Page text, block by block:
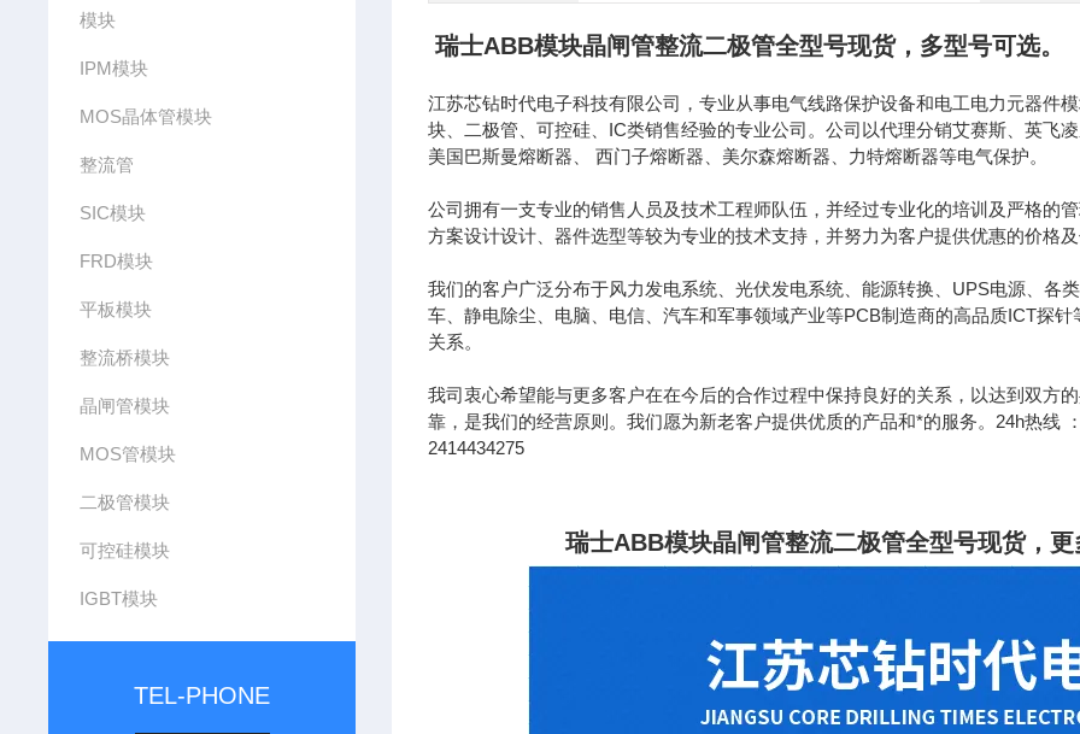
模块
IPM模块
MOS晶体管模块
整流管
SIC模块
FRD模块
平板模块
整流桥模块
晶闸管模块
MOS管模块
二极管模块
可控硅模块
IGBT模块
TEL-PHONE
瑞士ABB模块晶闸管整流二极管全型号现货，多型号可选。
江苏芯钻时代电子科技有限公司，专业从事电气线路保护设备和电工电力元器件
块、二极管、可控硅、IC类销售经验的专业公司。公司以代理分销艾赛斯、英飞
美国巴斯曼熔断器、 西门子熔断器、美尔森熔断器、力特熔断器等电气保护。
公司拥有一支专业的销售人员及技术工程师队伍，并经过专业化的培训及严格的
方案设计设计、器件选型等较为专业的技术支持，并努力为客户提供优惠的价格
我们的客户广泛分布于风力发电系统、光伏发电系统、能源转换、UPS电源、各
车、静电除尘、电脑、电信、汽车和军事领域产业等PCB制造商的高品质ICT探
关系。
我司衷心希望能与更多客户在在今后的合作过程中保持良好的关系，以达到双方
靠，是我们的经营原则。我们愿为新老客户提供优质的产品和*的服务。24h热线
2414434275
瑞士ABB模块晶闸管整流二极管全型号现货，更